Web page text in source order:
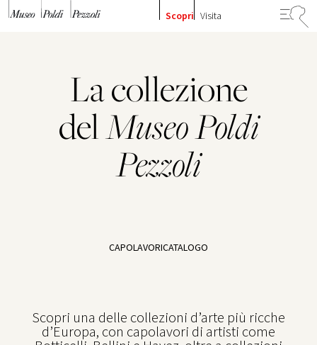
Vai al contenuto
Scopri Visita
La collezione
delMuseoPoldi
Pezzoli
CAPOLAVORICATALOGO
Scopri una delle collezioni d’arte più ricche
d’Europa, con capolavori di artisti come